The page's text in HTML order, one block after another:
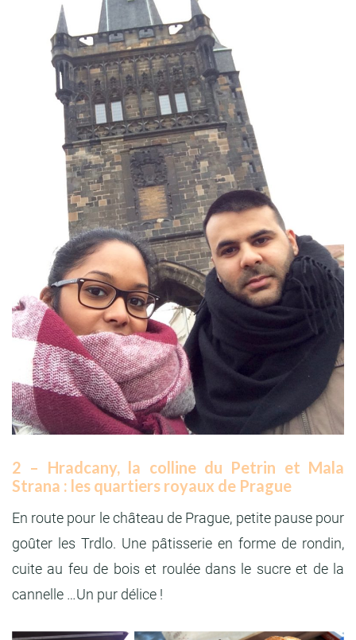
2 – Hradcany, la colline du Petrin et Mala
Strana : les quartiers royaux de Prague
En route pour le château de Prague, petite pause pour
goûter les Trdlo. Une pâtisserie en forme de rondin,
cuite au feu de bois et roulée dans le sucre et de la
cannelle …Un pur délice !